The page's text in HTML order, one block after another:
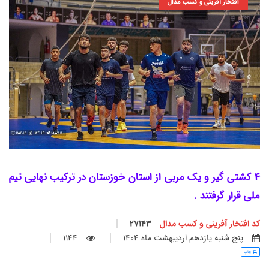
4 کشتی گیر و یک مربی از استان خوزستان در ترکیب نهایی تیم
ملی قرار گرفتند .
کد افتخار آفرینی و کسب مدال
پنج شنبه يازدهم ارديبهشت ماه 1404
1144
چاپ